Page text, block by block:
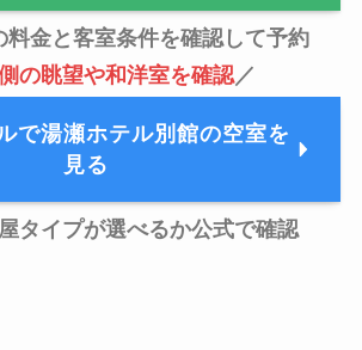
料金と客室条件を確認して予約
の眺望や和洋室を確認 ／
で湯瀬ホテル別館の空室を
見る
タイプが選べるか公式で確認